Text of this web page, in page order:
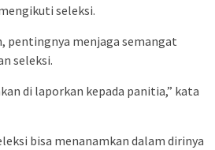
seleksi.
pentingnya menjaga semangat
seleksi.
di laporkan kepada panitia,” kata
bisa menanamkan dalam dirinya